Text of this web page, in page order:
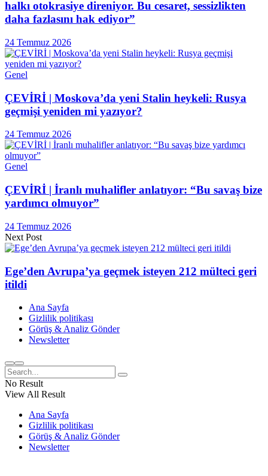
halkı otokrasiye direniyor. Bu cesaret, sessizlikten
daha fazlasını hak ediyor”
24 Temmuz 2026
Genel
ÇEVİRİ | Moskova’da yeni Stalin heykeli: Rusya
geçmişi yeniden mi yazıyor?
24 Temmuz 2026
Genel
ÇEVİRİ | İranlı muhalifler anlatıyor: “Bu savaş bize
yardımcı olmuyor”
24 Temmuz 2026
Next Post
Ege’den Avrupa’ya geçmek isteyen 212 mülteci geri
itildi
Ana Sayfa
Gizlilik politikası
Görüş & Analiz Gönder
Newsletter
No Result
View All Result
Ana Sayfa
Gizlilik politikası
Görüş & Analiz Gönder
Newsletter